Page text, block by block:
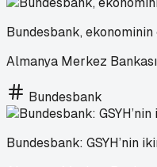
Bundesbank, ekonominin
Almanya Merkez
Bundesbank
Bundesbank: GSYH’nin